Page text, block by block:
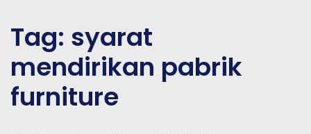
Tag: syarat
mendirikan pabrik
furniture